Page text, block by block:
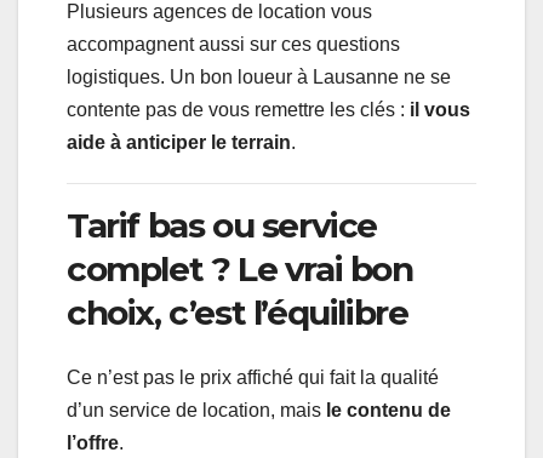
Plusieurs agences de location vous
accompagnent aussi sur ces questions
logistiques. Un bon loueur à Lausanne ne se
contente pas de vous remettre les clés : il vous
aide à anticiper le terrain.
Tarif bas ou service
complet ? Le vrai bon
choix, c’est l’équilibre
Ce n’est pas le prix affiché qui fait la qualité
d’un service de location, mais le contenu de
l’offre.